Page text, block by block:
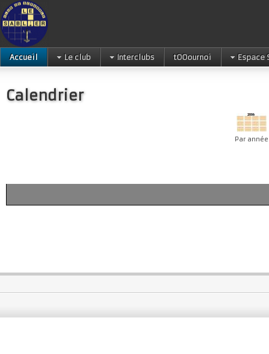
Accueil Le club Interclubs tOOournoi Espace
Calendrier
Par année